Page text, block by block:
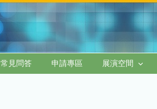
常見問答 申請專區 展演空間